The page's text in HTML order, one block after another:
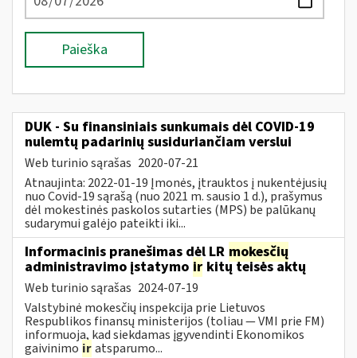
Paieška
DUK - Su finansiniais sunkumais dėl COVID-19
nulemtų padarinių susiduriančiam verslui
Web turinio sąrašas 2020-07-21
Atnaujinta: 2022-01-19 Įmonės, įtrauktos į nukentėjusių
nuo Covid-19 sąrašą (nuo 2021 m. sausio 1 d.), prašymus
dėl mokestinės paskolos sutarties (MPS) be palūkanų
sudarymui galėjo pateikti iki...
Informacinis pranešimas dėl LR mokesčių
administravimo įstatymo ir kitų teisės aktų
Web turinio sąrašas 2024-07-19
Valstybinė mokesčių inspekcija prie Lietuvos
Respublikos finansų ministerijos (toliau — VMI prie FM)
informuoja, kad siekdamas įgyvendinti Ekonomikos
gaivinimo iratsparumo...